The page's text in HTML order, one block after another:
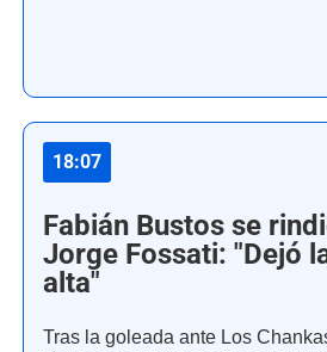
18:07
Fabián Bustos se
Jorge Fossati: "Dejó
alta"
Tras la goleada ante Los